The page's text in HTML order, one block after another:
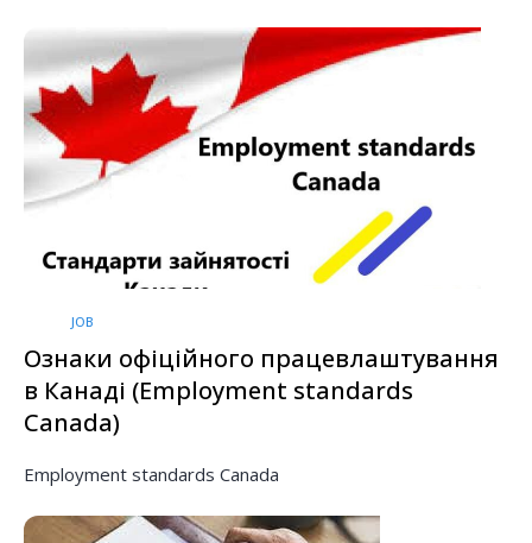
JOB
Ознаки офіційного працевлаштування
в Канаді (Employment standards
Canada)
Employment standards Canada